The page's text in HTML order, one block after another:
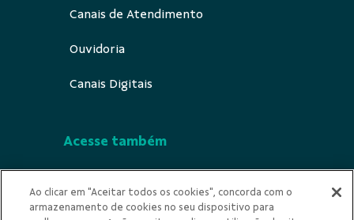
Canais de Atendimento
Ouvidoria
Canais Digitais
Acesse também
Indícios de Ilicitude
Ao clicar em "Aceitar todos os cookies", concorda com o
armazenamento de cookies no seu dispositivo para